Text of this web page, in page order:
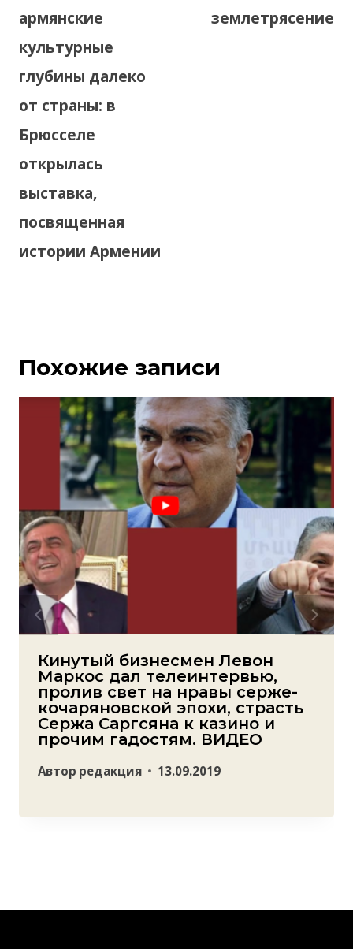
армянские
культурные
глубины далеко
от страны: в
Брюсселе
открылась
выставка,
посвященная
истории Армении
землетрясение
Похожие записи
Кинутый бизнесмен Левон
Маркос дал телеинтервью,
пролив свет на нравы серже-
кочаряновской эпохи, страсть
Сержа Саргсяна к казино и
прочим гадостям. ВИДЕО
Автор редакция 13.09.2019